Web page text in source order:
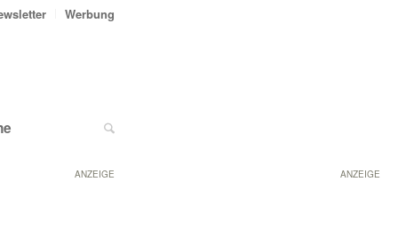
ANZEIGE
Werbung
ANZEIGE